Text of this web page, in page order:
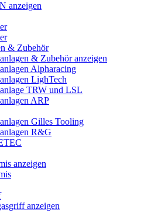
anzeigen
& Zubehör
& Zubehör anzeigen
Alpharacing
LighTech
TRW und LSL
ARP
Gilles Tooling
R&G
anzeigen
anzeigen